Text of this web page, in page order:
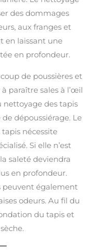
des dommages
aux franges et
en laissant une
en profondeur.
de poussières et
paraître sales à l’œil
nettoyage des tapis
dépoussiérage. Le
tapis nécessite
Si elle n’est
saleté deviendra
en profondeur.
peuvent également
odeurs. Au fil du
du tapis et